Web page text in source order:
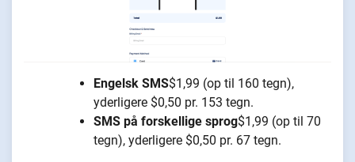
Engelsk SMS$1,99 (op til 160 tegn),
yderligere $0,50 pr. 153 tegn.
SMS på forskellige sprog$1,99 (op til 70
tegn), yderligere $0,50 pr. 67 tegn.